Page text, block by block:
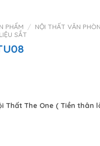
PHẨM / NỘI THẤT VĂN
SẮT
Thất The One ( Tiền thân